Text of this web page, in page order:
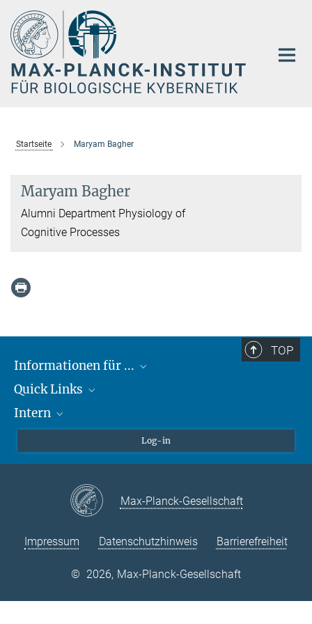
Hauptinhalt
Startseite Maryam Bagher
Maryam Bagher
Alumni Department Physiology of
Cognitive Processes
TOP
Informationen für ...
Lieferanten
Studierende
Quick Links
Max-Planck-Gesellschaft
Max-Planck-Campus Tübingen
Stellenangebote
Intern
VPN-Hilfe
Log-in
Max-Planck-Gesellschaft
Impressum Datenschutzhinweis Barrierefreiheit
© 2026, Max-Planck-Gesellschaft